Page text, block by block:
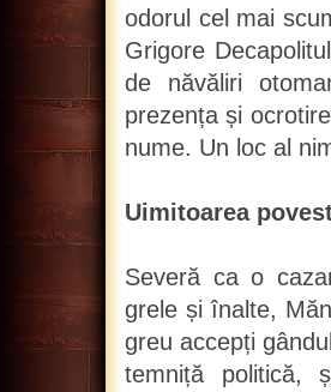
odorul cel mai
Grigore
de năvăliri
prezența și
nume. Un loc al
Uimitoarea
Severă ca o
grele și înalte,
greu accepți
temniță politică,